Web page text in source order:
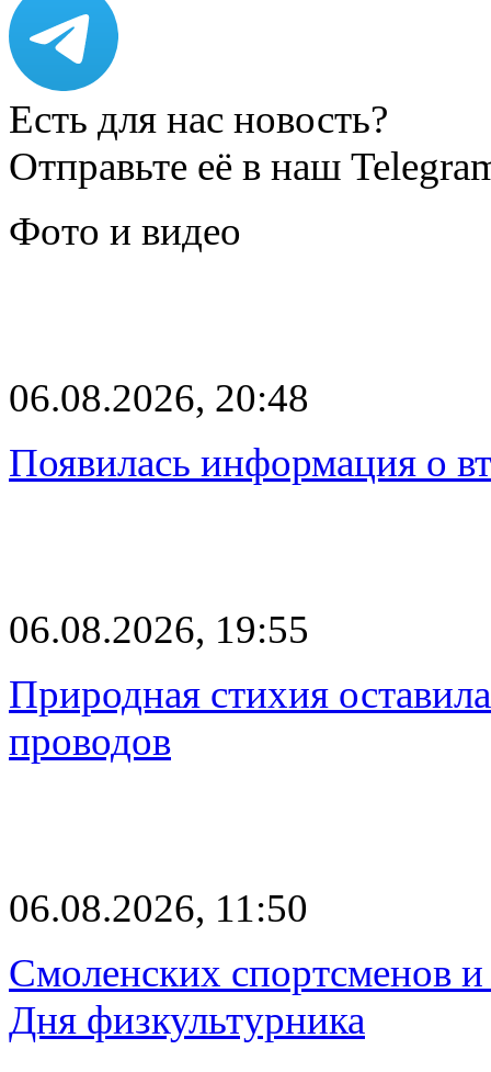
Есть для нас новость?
Отправьте её в наш
Фото и видео
06.08.2026, 20:48
Появилась информация о
06.08.2026, 19:55
Природная стихия
проводов
06.08.2026, 11:50
Смоленских спортсменов
Дня физкультурника